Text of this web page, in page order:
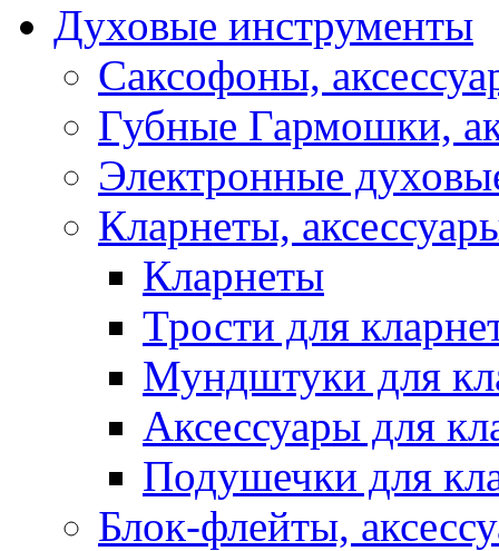
Духовые инструменты
Саксофоны,
Губные Гармошки,
Электронные
Кларнеты,
Кларнеты
Трости для
Мундштуки для
Аксессуары для
Подушечки для
Блок-флейты,